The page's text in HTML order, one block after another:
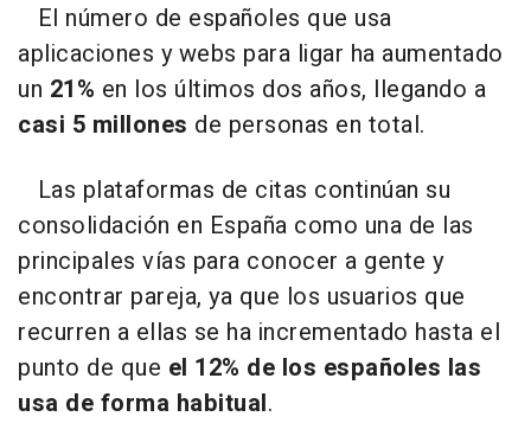
El número de españoles que usa
aplicaciones y webs para ligar ha aumentado
un 21% en los últimos dos años, llegando a
casi 5 millones de personas en total.
Las plataformas de citas continúan su
consolidación en España como una de las
principales vías para conocer a gente y
encontrar pareja, ya que los usuarios que
recurren a ellas se ha incrementado hasta el
punto de que el 12% de los españoles las
usa de forma habitual.